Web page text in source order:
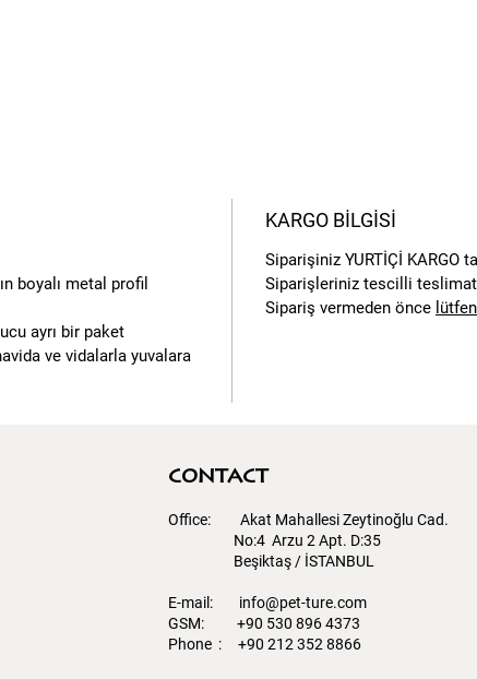
boyalı metal profil
ayrı bir paket
ve vidalarla yuvalara
KARGO BİLGİSİ
Siparişiniz YURTİÇİ KARGO
Siparişleriniz tescilli
Sipariş vermeden önce
contact
Office: Akat Mahallesi Zeytinoğlu Cad.
No:4 Arzu 2 Apt. D:35
Beşiktaş / İSTANBUL​
E-mail: info@pet-ture.com
GSM: +90 530 896 4373
Phone : +90 212 352 8866